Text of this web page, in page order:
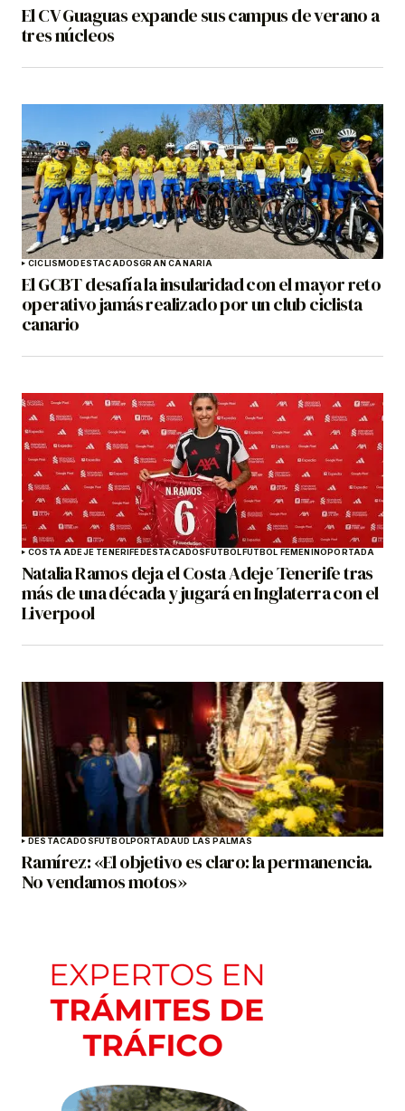
El CV Guaguas expande sus campus de verano a
tres núcleos
CICLISMODESTACADOSGRAN CANARIA
El GCBT desafía la insularidad con el mayor reto
operativo jamás realizado por un club ciclista
canario
COSTA ADEJE TENERIFEDESTACADOSFÚTBOLFÚTBOL FEMENINOPORTADA
Natalia Ramos deja el Costa Adeje Tenerife tras
más de una década y jugará en Inglaterra con el
Liverpool
DESTACADOSFÚTBOLPORTADAUD LAS PALMAS
Ramírez: «El objetivo es claro: la permanencia.
No vendamos motos»